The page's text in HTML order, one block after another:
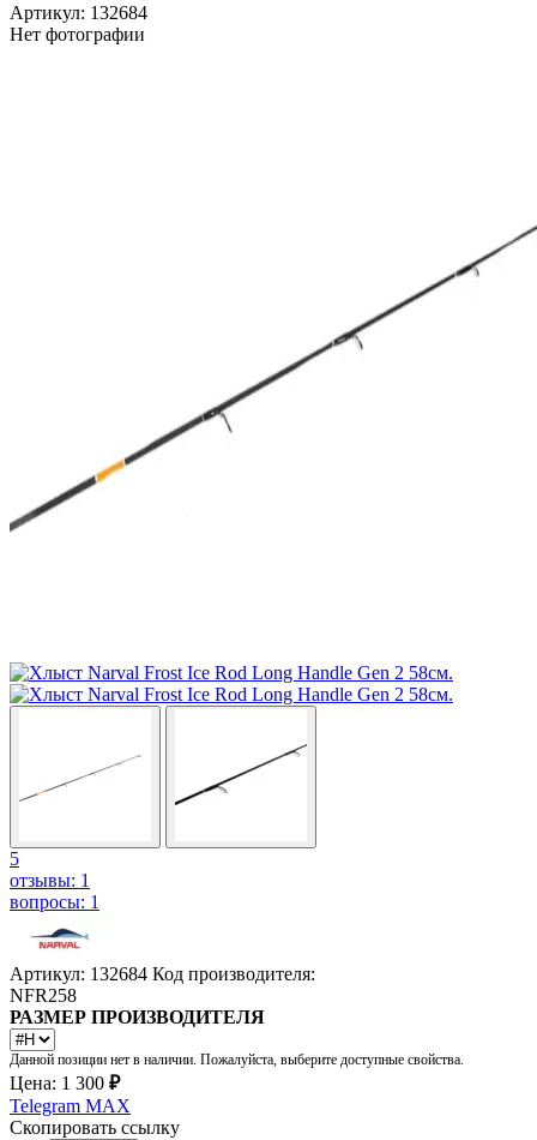
Артикул: 132684
Нет фотографии
5
отзывы: 1
вопросы: 1
Артикул: 132684 Код производителя:
NFR258
РАЗМЕР ПРОИЗВОДИТЕЛЯ
Данной позиции нет в наличии. Пожалуйста, выберите доступные свойства.
Цена: 1 300 ₽
Telegram MAX
Скопировать ссылку